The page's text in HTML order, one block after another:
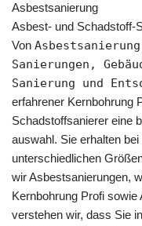
Asbestsanierung
Asbest- und Schadstoff-
Von
Sanierungen,
Sanierung und
erfahrener Kernbohrung
Schadstoffsanierer eine
auswahl. Sie erhalten
unterschiedlichen
wir Asbestsanierungen,
Kernbohrung Profi
verstehen wir, dass Sie